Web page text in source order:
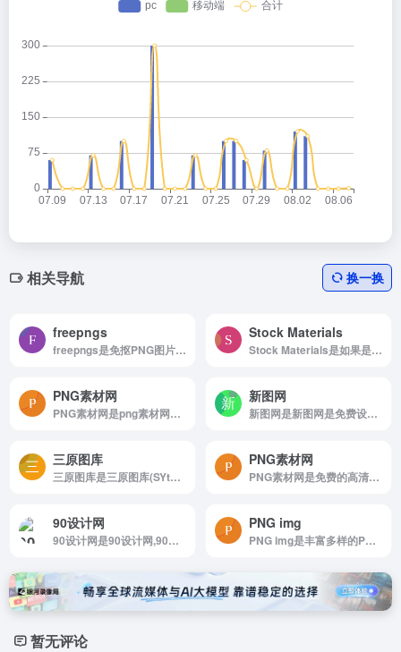
相关导航 换一换
freepngs
freepngs是免抠PNG图片素材
Stock Materials
Stock Materials是如果是可以商业化的免费插画素材，那就是库存素材。 在 Stock Materials，我们有大量可爱的插图素材可供您免费使用。
PNG素材网
PNG素材网是png素材网为广大用户提供PNG素材.PNG图片,PNG元素,PNG图标,图片素材,图片设计,免抠图片,免抠素材手机海报以及新媒体配图等原创图片的下载服务,海量精美图片素材，满足您的设计需要...
新图网
新图网是新图网是免费设计素材网站
三原图库
三原图库是三原图库(SYtuku.com)是一个免费提供PS素材,图片素材,高清图片,PSD素材,矢量素材,淘宝素材,PPT素材,影楼素材和设计字体等设计素材下载的网站.
PNG素材网
PNG素材网是免费的高清透明PNG素材资源分享网站
90设计网
90设计网是90设计网,90设计,淘宝美工,
PNG img
PNG img是丰富多样的PNG图片库，设计师的理想选择
暂无评论